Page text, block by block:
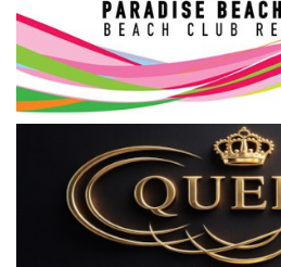
Opinion + Analysis
L’Art des Sens
Local Elections 2023